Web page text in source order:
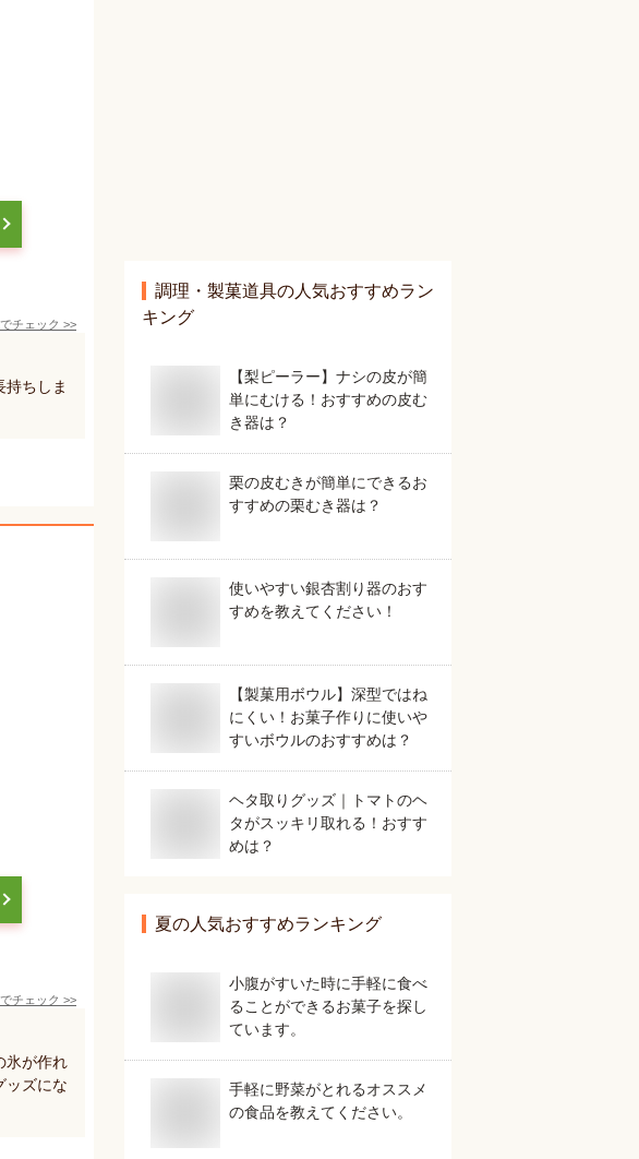
でチェック >>
ちしま
でチェック >>
氷が作れ
ッズにな
調理・製菓道具の人気おすすめラン
キング
【梨ピーラー】ナシの皮が簡
単にむける！おすすめの皮む
き器は？
栗の皮むきが簡単にできるお
すすめの栗むき器は？
使いやすい銀杏割り器のおす
すめを教えてください！
【製菓用ボウル】深型ではね
にくい！お菓子作りに使いや
すいボウルのおすすめは？
ヘタ取りグッズ｜トマトのヘ
タがスッキリ取れる！おすす
めは？
夏の人気おすすめランキング
小腹がすいた時に手軽に食べ
ることができるお菓子を探し
ています。
手軽に野菜がとれるオススメ
の食品を教えてください。